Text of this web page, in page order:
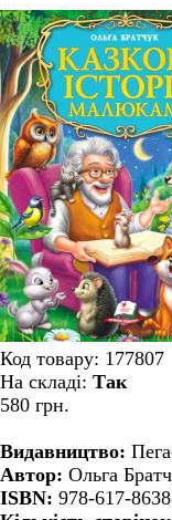
Код товару: 177807
На складі: Так
580 грн.
Видавництво:
Автор: Ольга
ISBN: 978-617-